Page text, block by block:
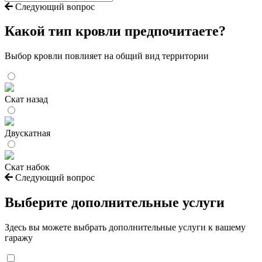
Следующий вопрос
Какой тип кровли предпочитаете?
Выбор кровли повлияет на общий вид территории
Скат назад
Двускатная
Скат набок
Следующий вопрос
Выберите дополнительные услуги
Здесь вы можете выбрать дополнительные услуги к вашему
гаражу